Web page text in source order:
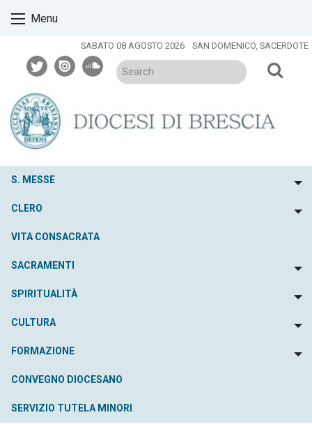
Menu
SABATO 08 AGOSTO 2026 SAN DOMENICO, SACERDOTE
twitterissuusoundcloud
S. MESSE
CLERO
VITA CONSACRATA
SACRAMENTI
SPIRITUALITÀ
CULTURA
FORMAZIONE
CONVEGNO DIOCESANO
SERVIZIO TUTELA MINORI